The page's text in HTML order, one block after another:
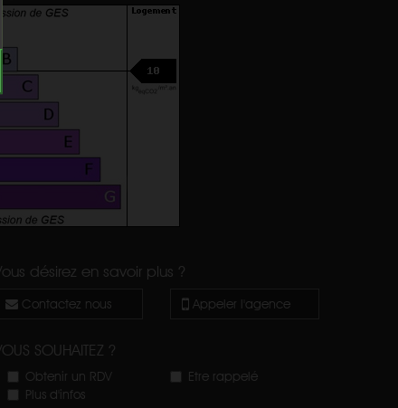
désirez en savoir plus ?
Contactez nous Appeler l'agence
SOUHAITEZ ?
Obtenir un RDV
Etre rappelé
Plus d'infos